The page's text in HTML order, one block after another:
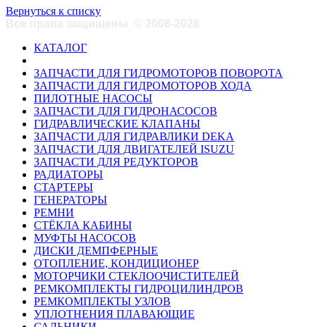
Вернуться к списку
КАТАЛОГ
ЗАПЧАСТИ ДЛЯ ГИДРОМОТОРОВ ПОВОРОТА
ЗАПЧАСТИ ДЛЯ ГИДРОМОТОРОВ ХОДА
ПИЛОТНЫЕ НАСОСЫ
ЗАПЧАСТИ ДЛЯ ГИДРОНАСОСОВ
ГИДРАВЛИЧЕСКИЕ КЛАПАНЫ
ЗАПЧАСТИ ДЛЯ ГИДРАВЛИКИ DEKA
ЗАПЧАСТИ ДЛЯ ДВИГАТЕЛЕЙ ISUZU
ЗАПЧАСТИ ДЛЯ РЕДУКТОРОВ
РАДИАТОРЫ
СТАРТЕРЫ
ГЕНЕРАТОРЫ
РЕМНИ
СТЁКЛА КАБИНЫ
МУФТЫ НАСОСОВ
ДИСКИ ДЕМПФЕРНЫЕ
ОТОПЛЕНИЕ, КОНДИЦИОНЕР
МОТОРЧИКИ СТЕКЛООЧИСТИТЕЛЕЙ
РЕМКОМПЛЕКТЫ ГИДРОЦИЛИНДРОВ
РЕМКОМПЛЕКТЫ УЗЛОВ
УПЛОТНЕНИЯ ПЛАВАЮЩИЕ